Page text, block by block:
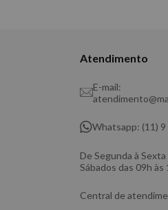
Atendimento
E-mail:
Whatsapp: (11)
De Segunda à
Sábados das 09h às
Central de